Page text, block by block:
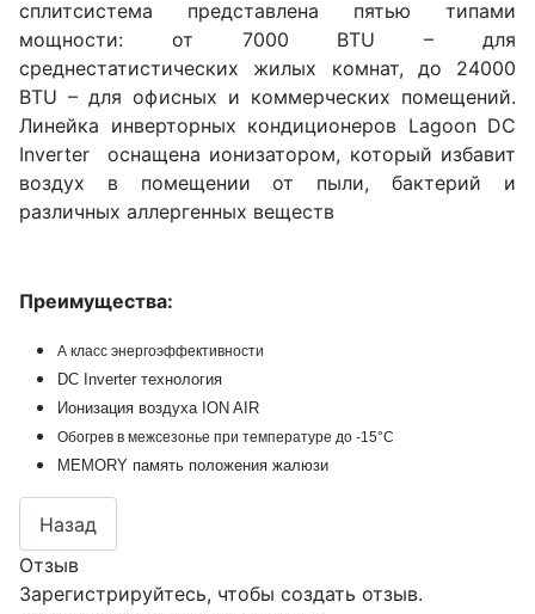
сплитсистема представлена пятью типами
мощности: от 7000 BTU – для
среднестатистических жилых комнат, до 24000
BTU – для офисных и коммерческих помещений.
Линейка инверторных кондиционеров Lagoon DC
Inverter оснащена ионизатором, который избавит
воздух в помещении от пыли, бактерий и
различных аллергенных веществ
Преимущества:
А класс энергоэффективности
DC Inverter технология
Ионизация воздуха ION AIR
Обогрев в межсезонье при температуре до -15°С
MEMORY память положения жалюзи
Отзыв
Зарегистрируйтесь, чтобы создать отзыв.